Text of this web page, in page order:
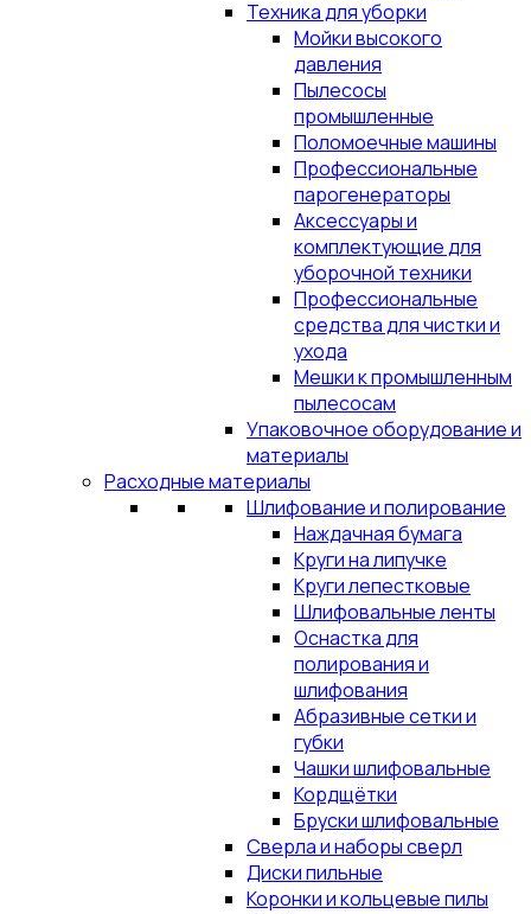
Техника для уборки
Мойки высокого
давления
Пылесосы
промышленные
Поломоечные машины
Профессиональные
парогенераторы
Аксессуары и
комплектующие для
уборочной техники
Профессиональные
средства для чистки и
ухода
Мешки к промышленным
пылесосам
Упаковочное оборудование и
материалы
Расходные материалы
Шлифование и полирование
Наждачная бумага
Круги на липучке
Круги лепестковые
Шлифовальные ленты
Оснастка для
полирования и
шлифования
Абразивные сетки и
губки
Чашки шлифовальные
Кордщётки
Бруски шлифовальные
Сверла и наборы сверл
Диски пильные
Коронки и кольцевые пилы